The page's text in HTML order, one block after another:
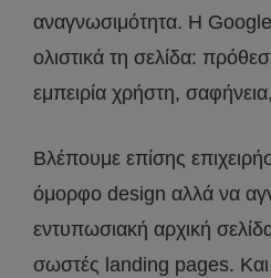
αναγνωσιμότητα. Η Google
ολιστικά τη σελίδα:
εμπειρία χρήστη,
Βλέπουμε επίσης
όμορφο design αλλά να
εντυπωσιακή αρχική
σωστές landing pages.